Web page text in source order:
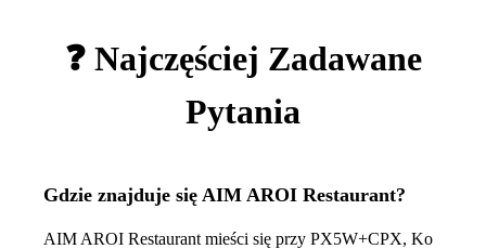
❓ Najczęściej Zadawane
Pytania
Gdzie znajduje się AIM AROI Restaurant?
AIM AROI Restaurant mieści się przy PX5W+CPX, Ko